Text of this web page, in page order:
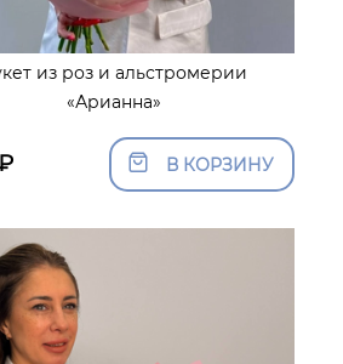
из роз и альстромерии
«Арианна»
В КОРЗИНУ